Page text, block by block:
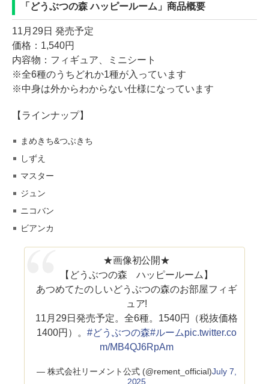
「どうぶつの森 ハッピールーム」商品概要
11月29日 発売予定
価格：1,540円
内容物：フィギュア、ミニシート
※全6種のうちどれか1種が入っています
※中身は外からわからない仕様になっています
【ラインナップ】
まめきち&つぶきち
しずえ
マスター
ジュン
ニコバン
ビアンカ
★画像初公開★
【どうぶつの森 ハッピールーム】
あつめてたのしいどうぶつの森のお部屋フィギ
ュア!
11月29日発売予定。全6種。1540円（税抜価格
1400円）。#どうぶつの森#ルームpic.twitter.co
m/MB4QJ6RpAm
— 株式会社リーメント公式 (@rement_official)July 7,
2025